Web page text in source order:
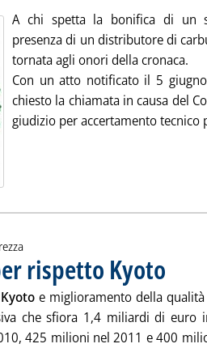
A chi spetta la bonifica di un
presenza di un distributore di
tornata agli onori della cronaca.
Con un atto notificato il 5
chiesto la chiamata in causa del
giudizio per accertamento tecnico
rispetto Kyoto
Kyotoe miglioramento della qualità
che sfiora 1,4 miliardi di
425 milioni nel 2011 e 400